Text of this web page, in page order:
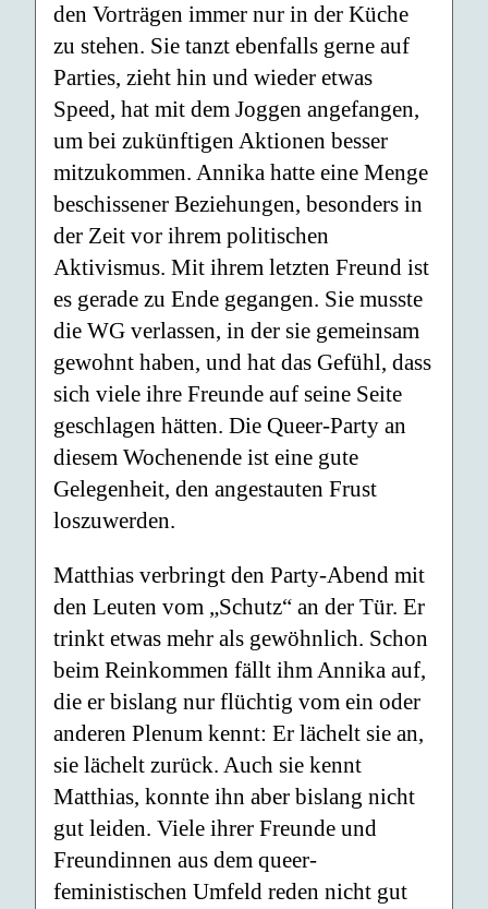
den Vorträgen immer nur in der Küche
zu stehen. Sie tanzt ebenfalls gerne auf
Parties, zieht hin und wieder etwas
Speed, hat mit dem Joggen angefangen,
um bei zukünftigen Aktionen besser
mitzukommen. Annika hatte eine Menge
beschissener Beziehungen, besonders in
der Zeit vor ihrem politischen
Aktivismus. Mit ihrem letzten Freund ist
es gerade zu Ende gegangen. Sie musste
die WG verlassen, in der sie gemeinsam
gewohnt haben, und hat das Gefühl, dass
sich viele ihre Freunde auf seine Seite
geschlagen hätten. Die Queer-Party an
diesem Wochenende ist eine gute
Gelegenheit, den angestauten Frust
loszuwerden.
Matthias verbringt den Party-Abend mit
den Leuten vom „Schutz“ an der Tür. Er
trinkt etwas mehr als gewöhnlich. Schon
beim Reinkommen fällt ihm Annika auf,
die er bislang nur flüchtig vom ein oder
anderen Plenum kennt: Er lächelt sie an,
sie lächelt zurück. Auch sie kennt
Matthias, konnte ihn aber bislang nicht
gut leiden. Viele ihrer Freunde und
Freundinnen aus dem queer-
feministischen Umfeld reden nicht gut